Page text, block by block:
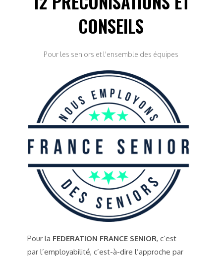
CONSEILS
Pour les seniors et l'ensemble des équipes
Pour la FEDERATION FRANCE SENIOR, c’est
par l’employabilité, c’est-à-dire l’approche par